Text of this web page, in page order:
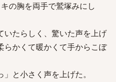
の胸を両手で鷲塚みにし
いたらしく、驚いた声を上げ
らかくて暖かくて手からこぼ
と小さく声を上げた。